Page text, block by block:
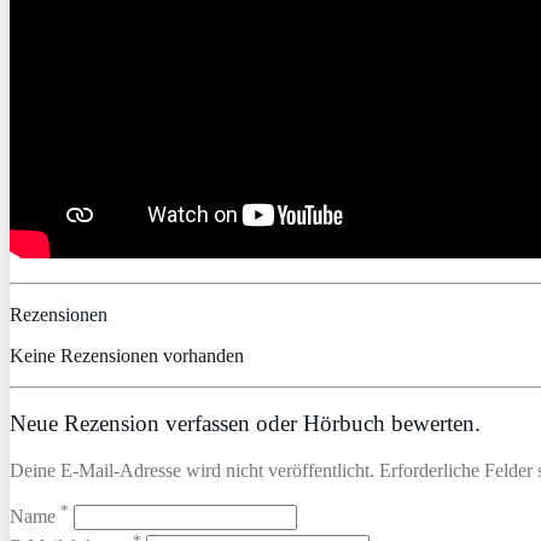
Rezensionen
Keine Rezensionen vorhanden
Neue Rezension verfassen oder Hörbuch bewerten.
Deine E-Mail-Adresse wird nicht veröffentlicht. Erforderliche Felder
Name *